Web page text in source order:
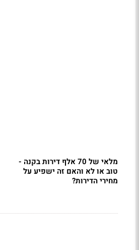
מלאי של 70 אלף דירות בקנה -
טוב או לא והאם זה ישפיע על
מחירי הדירות?